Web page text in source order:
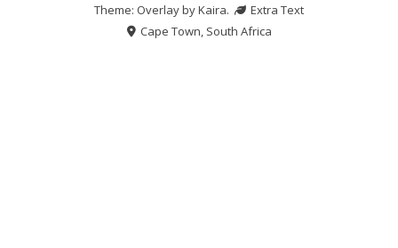
Theme: Overlay byKaira.
Extra Text
Cape Town, South Africa